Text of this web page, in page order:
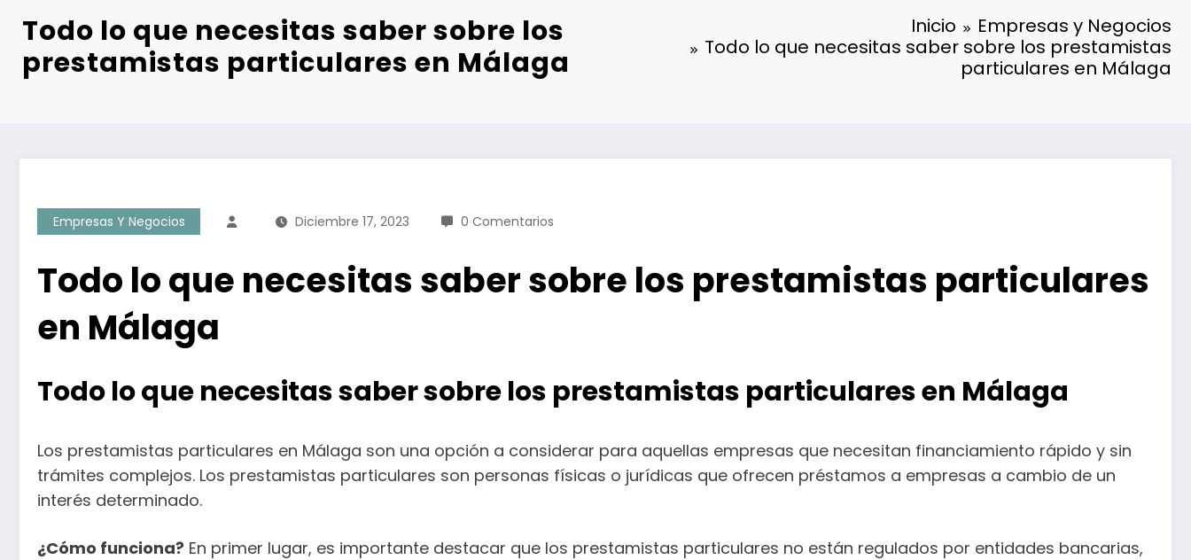
Todo lo que necesitas saber sobre los
prestamistas particulares en Málaga
Inicio
Empresas y Negocios
Todo lo que necesitas saber sobre los prestamistas
particulares en Málaga
Empresas Y Negocios Diciembre 17, 2023 0 Comentarios
Todo lo que necesitas saber sobre los prestamistas particulares
en Málaga
Todo lo que necesitas saber sobre los prestamistas particulares en Málaga
Los prestamistas particulares en Málaga son una opción a considerar para aquellas empresas que necesitan financiamiento rápido y sin
trámites complejos. Los prestamistas particulares son personas físicas o jurídicas que ofrecen préstamos a empresas a cambio de un
interés determinado.
¿Cómo funciona? En primer lugar, es importante destacar que los prestamistas particulares no están regulados por entidades bancarias,